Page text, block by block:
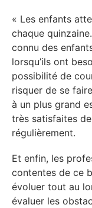
« Les enfants
chaque
connu des
lorsqu’ils ont
possibilité de
risquer de se
à un plus grand
très satisfaites
régulièrement.
Et enfin, les
contentes de ce
évoluer tout au
évaluer les